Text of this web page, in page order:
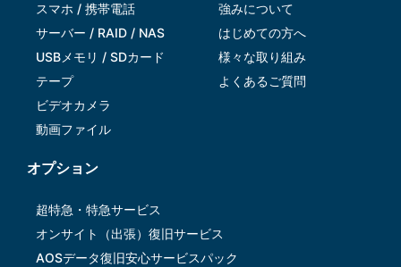
スマホ / 携帯電話
サーバー / RAID / NAS
USBメモリ / SDカード
テープ
ビデオカメラ
動画ファイル
強みについて
はじめての方へ
様々な取り組み
よくあるご質問
オプション
超特急・特急サービス
オンサイト（出張）復旧サービス
AOSデータ復旧安⼼サービスパック